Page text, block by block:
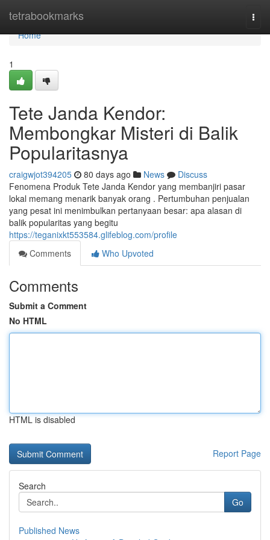
tetrabookmarks
Home
Home
1
Tete Janda Kendor:
Membongkar Misteri di Balik
Popularitasnya
craigwjot394205 80 days ago News
Discuss
Fenomena Produk Tete Janda Kendor yang membanjiri pasar
lokal memang menarik banyak orang . Pertumbuhan penjualan
yang pesat ini menimbulkan pertanyaan besar: apa alasan di
balik popularitas yang begitu
https://teganixkt553584.glifeblog.com/profile
Comments
Who Upvoted
Comments
Submit a Comment
No HTML
HTML is disabled
Report Page
Search
Go
Published News